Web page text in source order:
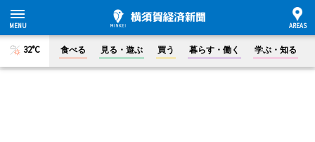
32°C 食べる 見る・遊ぶ 買う 暮らす・働く 学ぶ・知る